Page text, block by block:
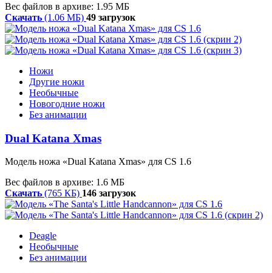
Вес файлов в архиве: 1.95 МБ
Скачать (1.06 МБ) 49 загрузок
Ножи
Другие ножи
Необычные
Новогодние ножи
Без анимации
Dual Katana Xmas
Модель ножа «Dual Katana Xmas» для CS 1.6
Вес файлов в архиве: 1.6 МБ
Скачать (765 КБ) 146 загрузок
Deagle
Необычные
Без анимации